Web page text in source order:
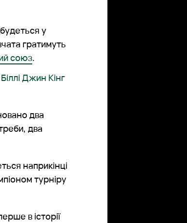
у
гратимуть
союз.
Джин Кінг
два
два
наприкінці
турніру
в історії